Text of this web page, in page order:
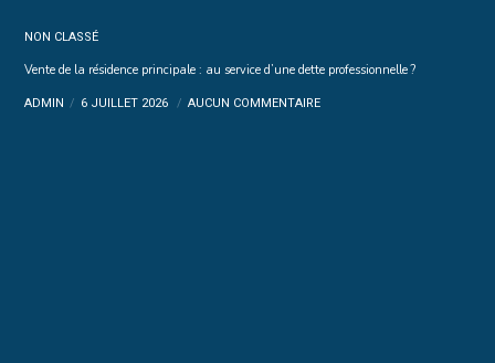
NON CLASSÉ
Vente de la résidence principale : au service d’une dette professionnelle ?
ADMIN 6 JUILLET 2026 AUCUN COMMENTAIRE